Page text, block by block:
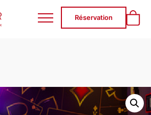
RED CORNER
Réservation